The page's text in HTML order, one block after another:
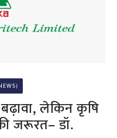
लेकिन कृषि
जरूरत– डॉ.